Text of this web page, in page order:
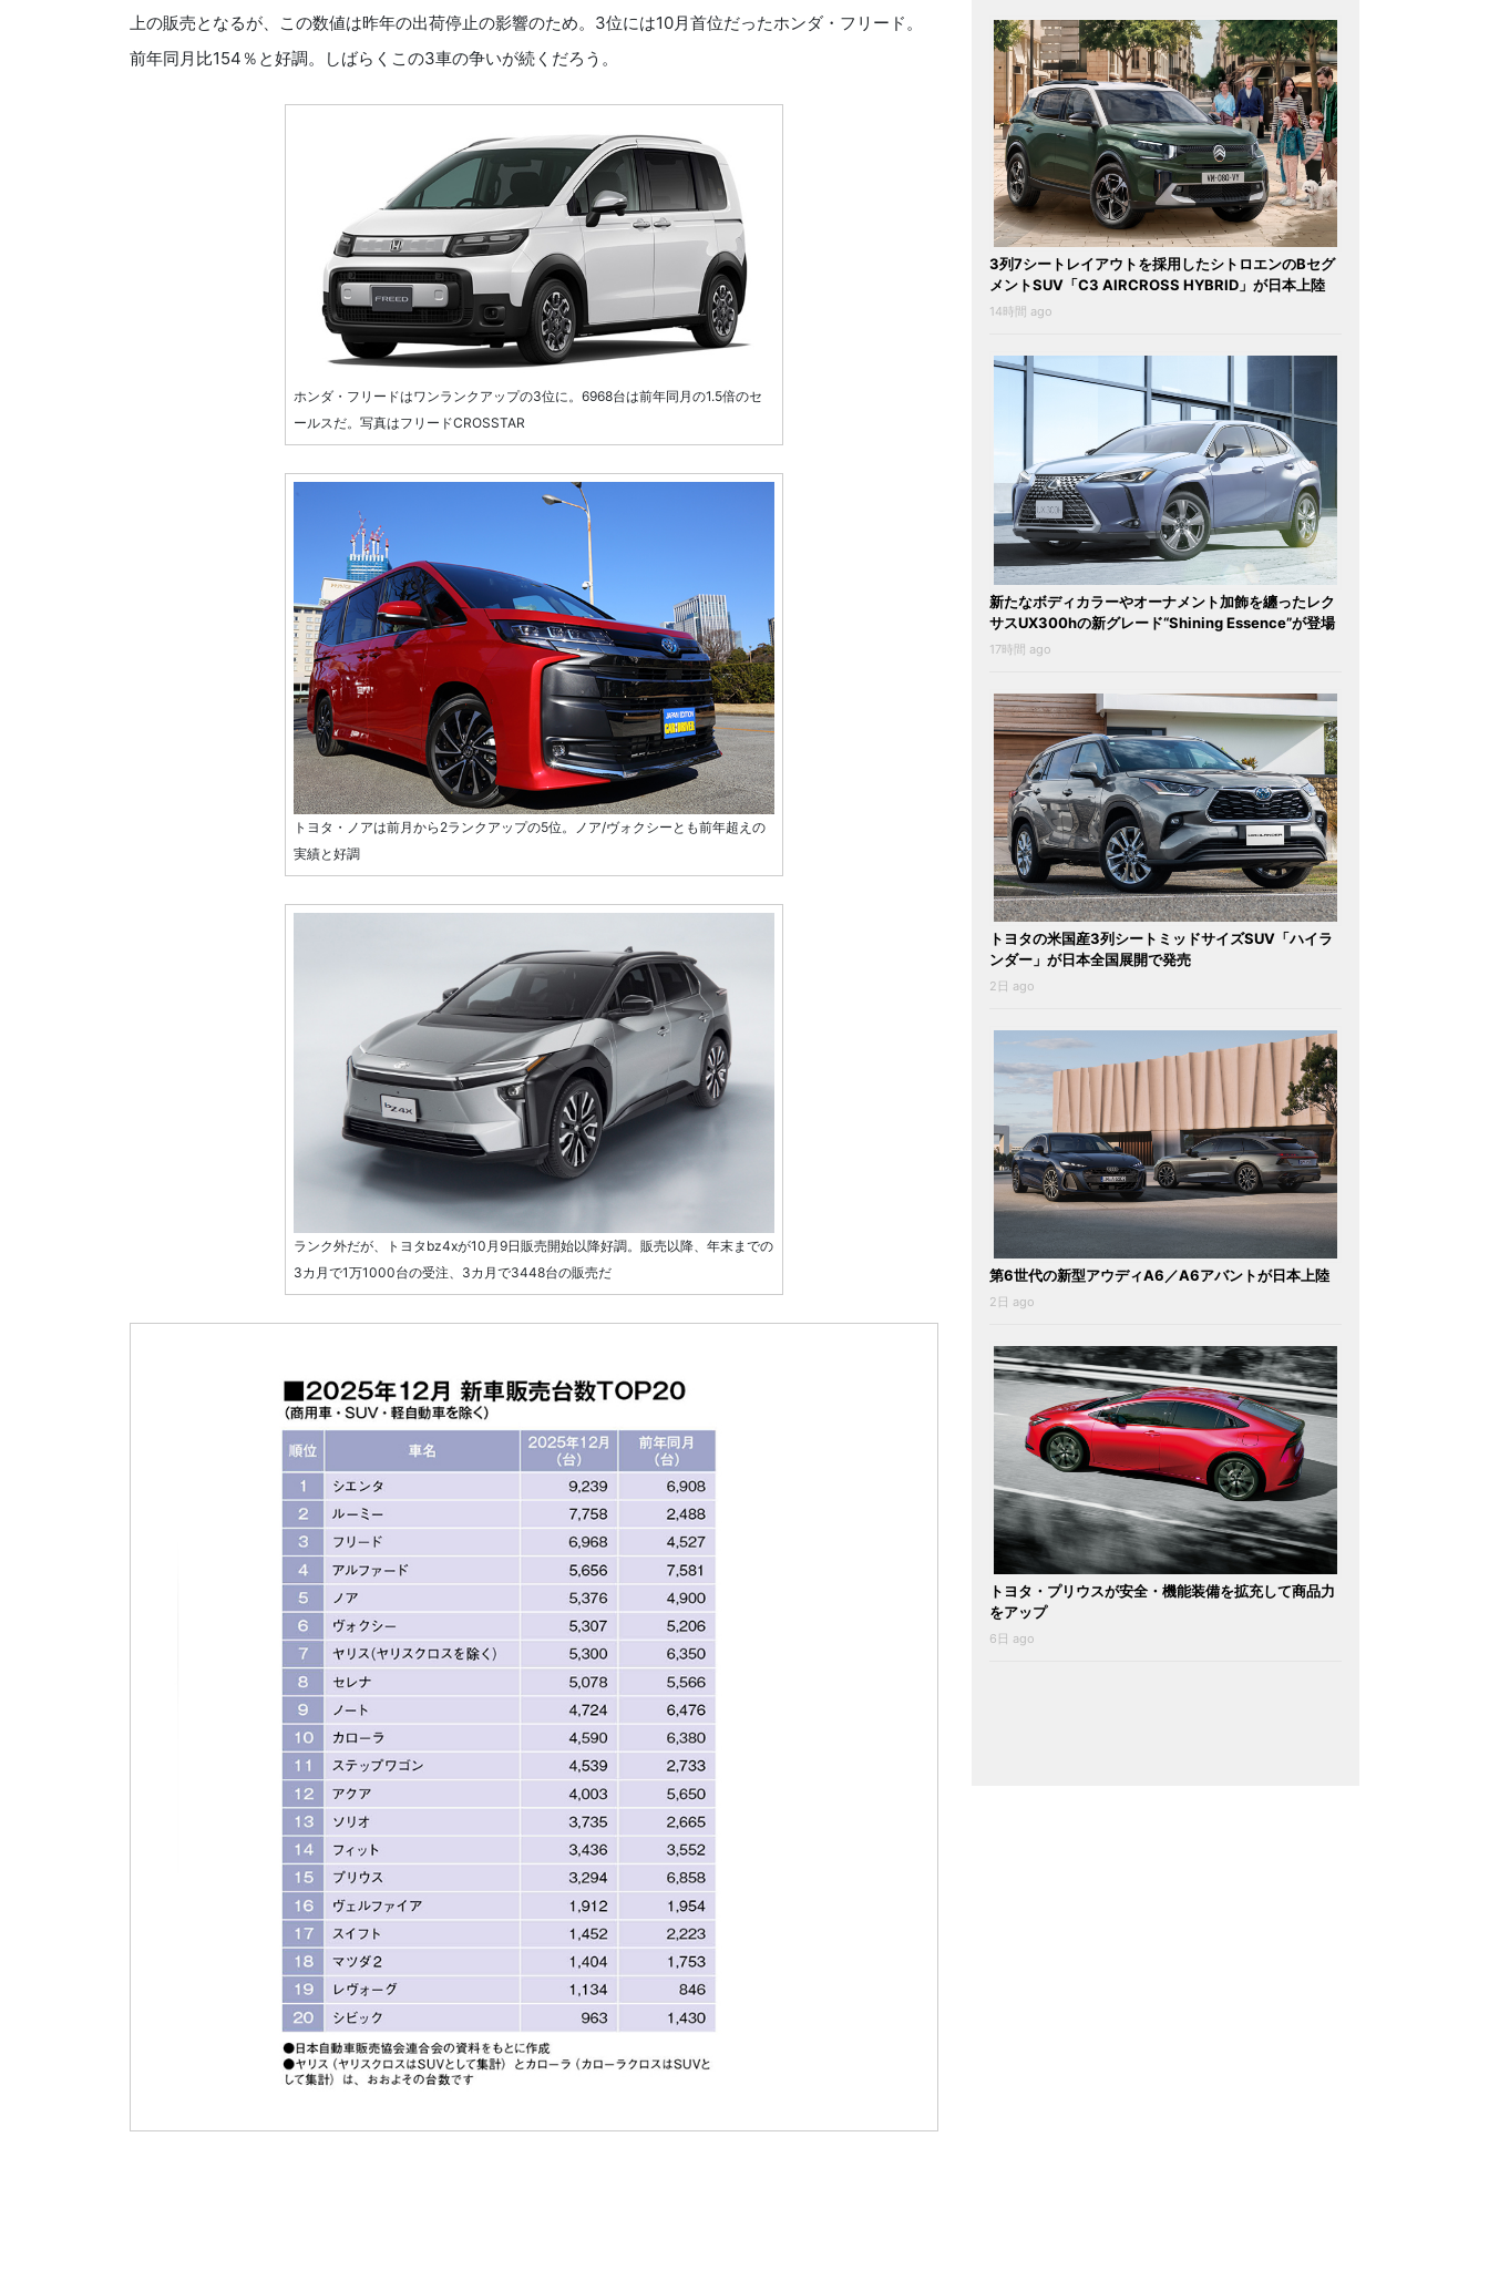
上の販売となるが、この数値は昨年の出荷停止の影響のため。3位には10月首位だったホンダ・フリード。
前年同月比154％と好調。しばらくこの3車の争いが続くだろう。
ホンダ・フリードはワンランクアップの3位に。6968台は前年同月の1.5倍のセ
ールスだ。写真はフリードCROSSTAR
トヨタ・ノアは前月から2ランクアップの5位。ノア/ヴォクシーとも前年超えの
実績と好調
ランク外だが、トヨタbz4xが10月9日販売開始以降好調。販売以降、年末までの
3カ月で1万1000台の受注、3カ月で3448台の販売だ
3列7シートレイアウトを採用したシトロエンのBセグ
メントSUV「C3 AIRCROSS HYBRID」が日本上陸
14時間 ago
新たなボディカラーやオーナメント加飾を纏ったレク
サスUX300hの新グレード“Shining Essence”が登場
17時間 ago
トヨタの米国産3列シートミッドサイズSUV「ハイラ
ンダー」が日本全国展開で発売
2日 ago
第6世代の新型アウディA6／A6アバントが日本上陸
2日 ago
トヨタ・プリウスが安全・機能装備を拡充して商品力
をアップ
6日 ago